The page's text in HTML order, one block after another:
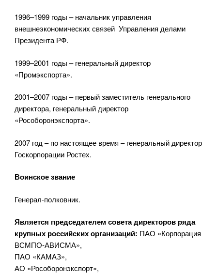
1996–1999 годы – начальник управления
внешнеэкономических связей Управления делами
Президента РФ.
1999–2001 годы – генеральный директор
«Промэкспорта».
2001–2007 годы – первый заместитель генерального
директора, генеральный директор
«Рособоронэкспорта».
2007 год – по настоящее время – генеральный директор
Госкорпорации Ростех.
Воинское звание
Генерал-полковник.
Является председателем совета директоров ряда
крупных российских организаций: ПАО «Корпорация
ВСМПО-АВИСМА»,
ПАО «КАМАЗ»,
АО «Рособоронэкспорт»,